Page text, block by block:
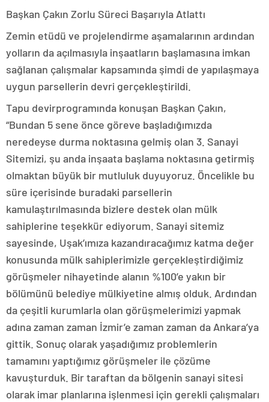
Başkan Çakın Zorlu Süreci Başarıyla Atlattı
Zemin etüdü ve projelendirme aşamalarının ardından
yolların da açılmasıyla inşaatların başlamasına imkan
sağlanan çalışmalar kapsamında şimdi de yapılaşmaya
uygun parsellerin devri gerçekleştirildi.
Tapu devirprogramında konuşan Başkan Çakın,
“Bundan 5 sene önce göreve başladığımızda
neredeyse durma noktasına gelmiş olan 3. Sanayi
Sitemizi, şu anda inşaata başlama noktasına getirmiş
olmaktan büyük bir mutluluk duyuyoruz. Öncelikle bu
süre içerisinde buradaki parsellerin
kamulaştırılmasında bizlere destek olan mülk
sahiplerine teşekkür ediyorum. Sanayi sitemiz
sayesinde, Uşak’ımıza kazandıracağımız katma değer
konusunda mülk sahiplerimizle gerçekleştirdiğimiz
görüşmeler nihayetinde alanın %100’e yakın bir
bölümünü belediye mülkiyetine almış olduk. Ardından
da çeşitli kurumlarla olan görüşmelerimizi yapmak
adına zaman zaman İzmir’e zaman zaman da Ankara’ya
gittik. Sonuç olarak yaşadığımız problemlerin
tamamını yaptığımız görüşmeler ile çözüme
kavuşturduk. Bir taraftan da bölgenin sanayi sitesi
olarak imar planlarına işlenmesi için gerekli çalışmaları